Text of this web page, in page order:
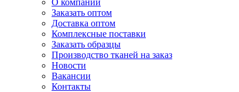
О компании
Заказать оптом
Доставка оптом
Комплексные поставки
Заказать образцы
Производство тканей на заказ
Новости
Вакансии
Контакты